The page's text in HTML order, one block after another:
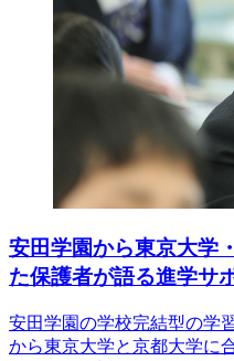
安田学園から東京大学
た保護者が語る進学サ
安田学園の学校完結型の学
から東京大学と京都大学に